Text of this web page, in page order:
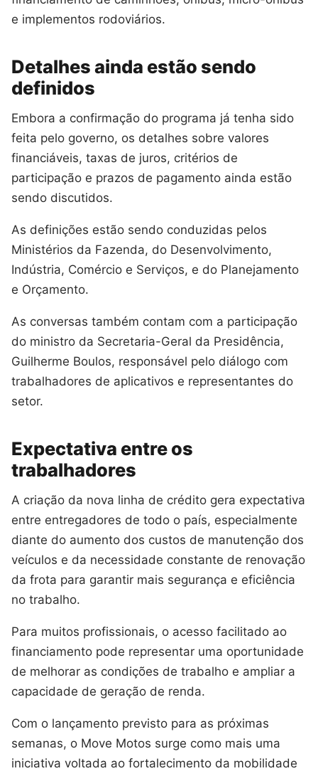
e implementos rodoviários.
Detalhes ainda estão sendo
definidos
Embora a confirmação do programa já tenha sido
feita pelo governo, os detalhes sobre valores
financiáveis, taxas de juros, critérios de
participação e prazos de pagamento ainda estão
sendo discutidos.
As definições estão sendo conduzidas pelos
Ministérios da Fazenda, do Desenvolvimento,
Indústria, Comércio e Serviços, e do Planejamento
e Orçamento.
As conversas também contam com a participação
do ministro da Secretaria-Geral da Presidência,
Guilherme Boulos, responsável pelo diálogo com
trabalhadores de aplicativos e representantes do
setor.
Expectativa entre os
trabalhadores
A criação da nova linha de crédito gera expectativa
entre entregadores de todo o país, especialmente
diante do aumento dos custos de manutenção dos
veículos e da necessidade constante de renovação
da frota para garantir mais segurança e eficiência
no trabalho.
Para muitos profissionais, o acesso facilitado ao
financiamento pode representar uma oportunidade
de melhorar as condições de trabalho e ampliar a
capacidade de geração de renda.
Com o lançamento previsto para as próximas
semanas, o Move Motos surge como mais uma
iniciativa voltada ao fortalecimento da mobilidade